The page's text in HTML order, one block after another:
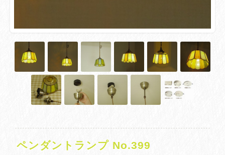
ペンダントランプ No.399